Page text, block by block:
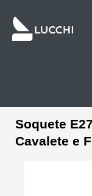
Soquete
Cavalete e